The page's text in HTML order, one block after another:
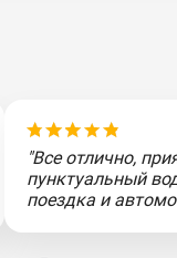
"Все отлично,
пунктуальный
поездка и